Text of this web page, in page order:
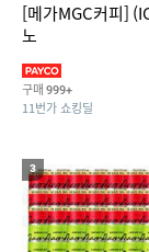
[메가MGC커피]
노
구매 999+
11번가 쇼킹딜
3